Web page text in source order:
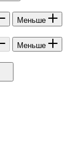
Меньше
Меньше